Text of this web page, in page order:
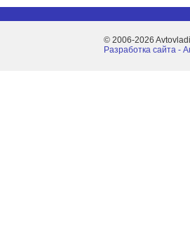
© 2006-2026
Разработка сайта -